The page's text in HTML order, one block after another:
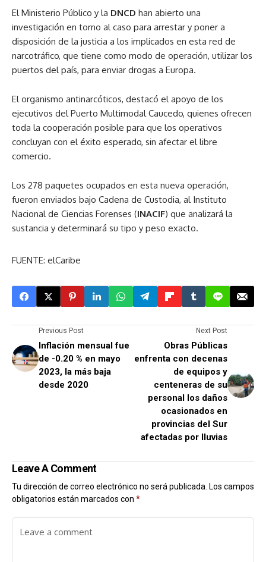
El Ministerio Público y la DNCD han abierto una
investigación en torno al caso para arrestar y poner a
disposición de la justicia a los implicados en esta red de
narcotráfico, que tiene como modo de operación, utilizar los
puertos del país, para enviar drogas a Europa.
El organismo antinarcóticos, destacó el apoyo de los
ejecutivos del Puerto Multimodal Caucedo, quienes ofrecen
toda la cooperación posible para que los operativos
concluyan con el éxito esperado, sin afectar el libre
comercio.
Los 278 paquetes ocupados en esta nueva operación,
fueron enviados bajo Cadena de Custodia, al Instituto
Nacional de Ciencias Forenses (INACIF) que analizará la
sustancia y determinará su tipo y peso exacto.
FUENTE: elCaribe
Previous Post
Inflación mensual fue
de -0.20 % en mayo
2023, la más baja
desde 2020
Next Post
Obras Públicas
enfrenta con decenas
de equipos y
centeneras de su
personal los daños
ocasionados en
provincias del Sur
afectadas por lluvias
Leave A Comment
Tu dirección de correo electrónico no será publicada. Los campos
obligatorios están marcados con *